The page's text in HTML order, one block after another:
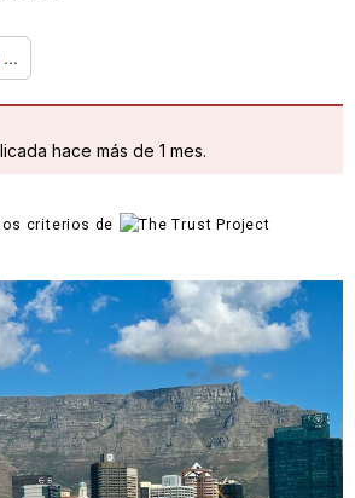
...
hace más de 1 mes.
criterios de